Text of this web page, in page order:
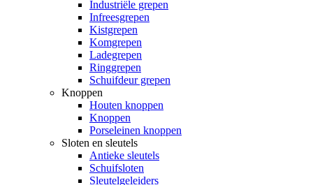
Industriële grepen
Infreesgrepen
Kistgrepen
Komgrepen
Ladegrepen
Ringgrepen
Schuifdeur grepen
Knoppen
Houten knoppen
Knoppen
Porseleinen knoppen
Sloten en sleutels
Antieke sleutels
Schuifsloten
Sleutelgeleiders